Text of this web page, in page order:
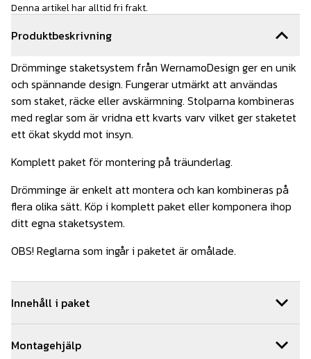
Produktbeskrivning
Drömminge staketsystem från WernamoDesign ger en unik
och spännande design. Fungerar utmärkt att användas
som staket, räcke eller avskärmning. Stolparna kombineras
med reglar som är vridna ett kvarts varv vilket ger staketet
ett ökat skydd mot insyn.
Komplett paket för montering på träunderlag.
Drömminge är enkelt att montera och kan kombineras på
flera olika sätt. Köp i komplett paket eller komponera ihop
ditt egna staketsystem.
OBS! Reglarna som ingår i paketet är omålade.
Innehåll i paket
2st Drömminge ände 1270 mm VFZ
Montagehjälp
Denna artikel har alltid fri frakt.